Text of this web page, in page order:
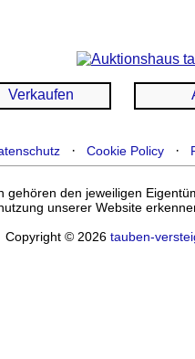
Verkaufen
· Cookie Policy·
gehören den jeweiligen
unserer Website
Copyright © 2026 tauben-